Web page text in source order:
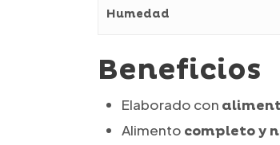
Humedad
Beneficios
Elaborado con
Alimento completo y